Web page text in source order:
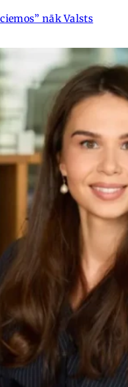
nāk Valsts